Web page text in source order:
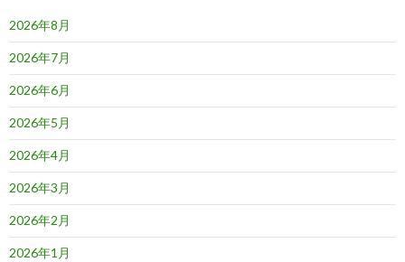
2026年8月
2026年7月
2026年6月
2026年5月
2026年4月
2026年3月
2026年2月
2026年1月